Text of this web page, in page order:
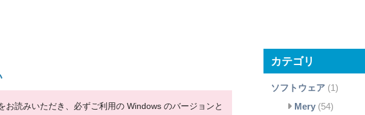
お読みいただき、必ずご利用の Windows のバージョンと
カテゴリ
ソフトウェア(1)
Mery (54)